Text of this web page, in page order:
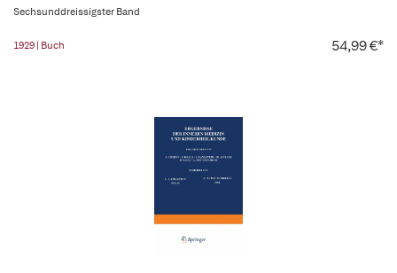
Sechsunddreissigster Band
1929 | Buch 54,99 €*